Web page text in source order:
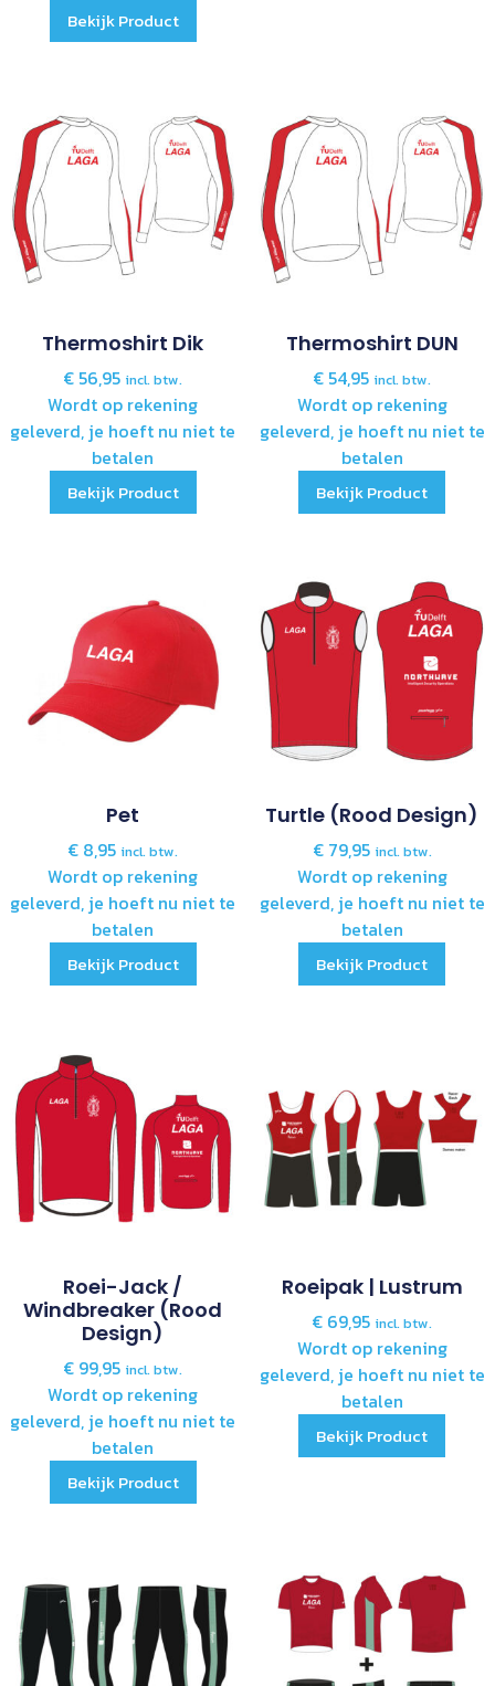
Bekijk Product
Thermoshirt Dik
€ 56,95 incl. btw.
Wordt op rekening
geleverd, je hoeft nu niet te
betalen
Bekijk Product
Thermoshirt DUN
€ 54,95 incl. btw.
Wordt op rekening
geleverd, je hoeft nu niet te
betalen
Bekijk Product
Pet
€ 8,95 incl. btw.
Wordt op rekening
geleverd, je hoeft nu niet te
betalen
Bekijk Product
Turtle (rood Design)
€79,95 incl. btw.
Wordt op rekening
geleverd, je hoeft nu niet te
betalen
Bekijk Product
Roei-Jack /
Windbreaker (rood
Design)
€ 99,95 incl. btw.
Wordt op rekening
geleverd, je hoeft nu niet te
betalen
Bekijk Product
Roeipak | Lustrum
€ 69,95 incl. btw.
Wordt op rekening
geleverd, je hoeft nu niet te
betalen
Bekijk Product